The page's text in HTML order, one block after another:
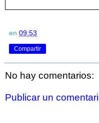
en 09:53
Compartir
No hay comentarios:
Publicar un